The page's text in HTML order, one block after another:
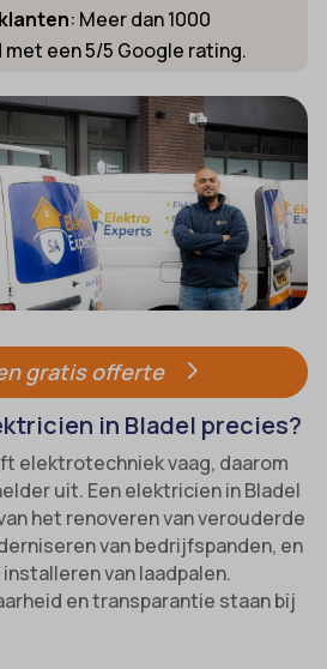
: Meer dan 1000
een 5/5 Google rating.
gratis offerte
in Bladel precies?
elektrotechniek vaag, daarom
uit. Een elektricien in Bladel
het renoveren van verouderde
van bedrijfspanden, en
van laadpalen.
en transparantie staan bij